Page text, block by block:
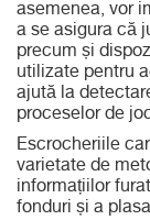
asemenea, vor
a se asigura că
precum și
utilizate pentru
ajută la
proceselor de
Escrocheriile
varietate de
informațiilor
fonduri și a